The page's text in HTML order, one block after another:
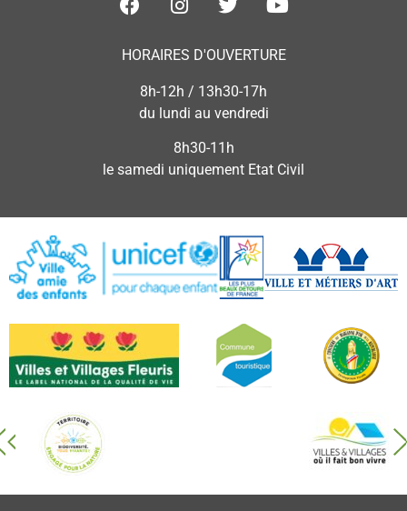
HORAIRES D'OUVERTURE
8h-12h / 13h30-17h
du lundi au vendredi
8h30-11h
le samedi uniquement Etat Civil